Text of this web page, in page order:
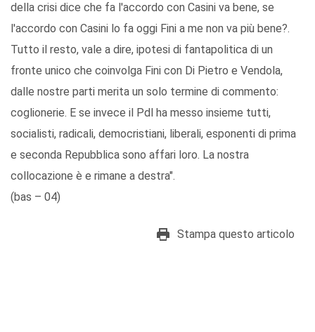
della crisi dice che fa l'accordo con Casini va bene, se
l'accordo con Casini lo fa oggi Fini a me non va più bene?.
Tutto il resto, vale a dire, ipotesi di fantapolitica di un
fronte unico che coinvolga Fini con Di Pietro e Vendola,
dalle nostre parti merita un solo termine di commento:
coglionerie. E se invece il Pdl ha messo insieme tutti,
socialisti, radicali, democristiani, liberali, esponenti di prima
e seconda Repubblica sono affari loro. La nostra
collocazione è e rimane a destra".
(bas – 04)
Stampa questo articolo